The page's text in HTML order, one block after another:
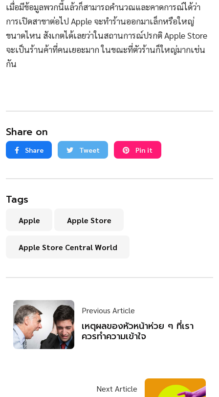
เมื่อมีข้อมูลพวกนี้แล้วก็สามารถคำนวณและคาดการณ์ได้ว่า
การเปิดสาขาต่อไป Apple จะทำร้านออกมาเล็กหรือใหญ่
ขนาดไหน สังเกตได้เลยว่าในสถานการณ์ปรกติ Apple Store
จะเป็นร้านค้าที่คนเยอะมาก ในขณะที่ตัวร้านก็ใหญ่มากเช่น
กัน
Share on
Share Tweet Pin it
Tags
Apple Apple Store
Apple Store Central World
Previous Article
เหตุผลของหัวหน้าห่วย ๆ ที่เรา
ควรทำความเข้าใจ
Next Article